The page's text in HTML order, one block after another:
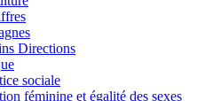
Directions
sociale
féminine et égalité des sexes